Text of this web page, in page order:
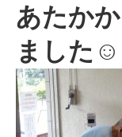
あたか
ました☺